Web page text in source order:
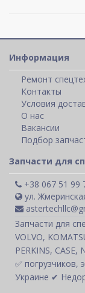
Информация
Ремонт
Контакты
Условия
О нас
Вакансии
Подбор
Запчасти для
+38 067 51 99
ул.
Запчасти для
VOLVO,
PERKINS,
✅ погрузчиков,
Украине ✔